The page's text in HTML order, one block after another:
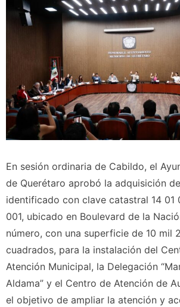
En sesión ordinaria de Cabildo, el
de Querétaro aprobó la adquisición
identificado con clave catastral 14 01
001, ubicado en Boulevard de la
número, con una superficie de 10 mil
cuadrados, para la instalación del
Atención Municipal, la Delegación
Aldama” y el Centro de Atención de
el objetivo de ampliar la atención y